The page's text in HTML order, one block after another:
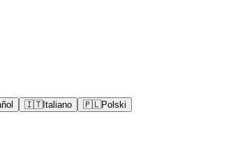
🇮🇹Italiano 🇵🇱Polski